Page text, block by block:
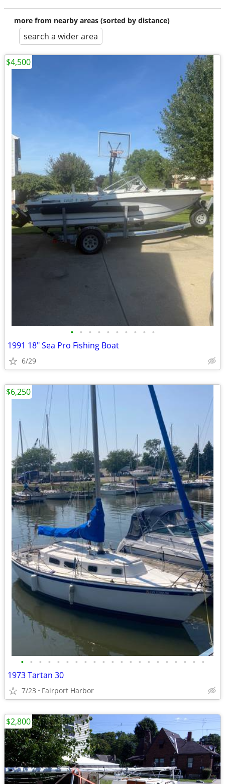
more from nearby areas (sorted by distance)
search a wider area
• • • • • • • • • •
1991 18" Sea Pro Fishing Boat
6/29
$4,500
• • • • • • • • • • • • • • • • • • • • •
1973 Tartan 30
7/23 Fairport Harbor
$6,250
$2,800